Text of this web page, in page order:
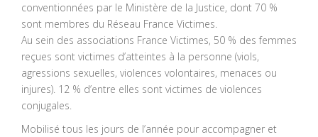
conventionnées par le Ministère de la Justice, dont 70 %
sont membres du Réseau France Victimes.
Au sein des associations France Victimes, 50 % des femmes
reçues sont victimes d’atteintes à la personne (viols,
agressions sexuelles, violences volontaires, menaces ou
injures). 12 % d’entre elles sont victimes de violences
conjugales.
Mobilisé tous les jours de l’année pour accompagner et